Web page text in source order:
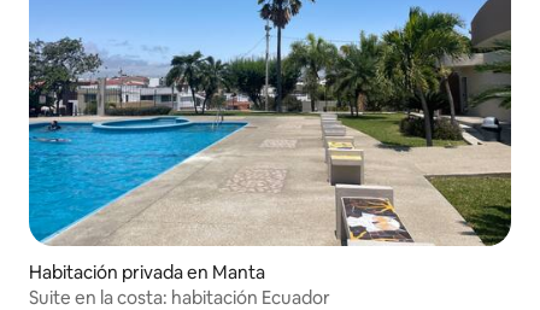
Habitación privada en Manta
Suite en la costa: habitación Ecuador